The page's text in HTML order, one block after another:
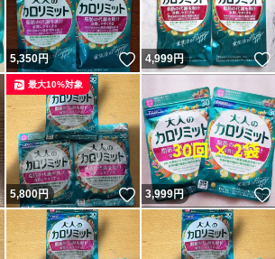
いいね！
5,350円 いいね！
4,999円
いいね！
5,800円 いいね！
最大10%対象
3,999円